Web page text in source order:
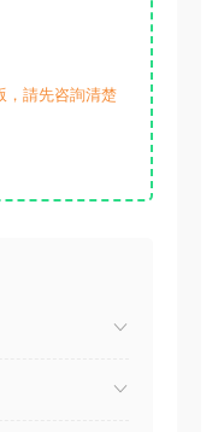
，請先咨詢清楚